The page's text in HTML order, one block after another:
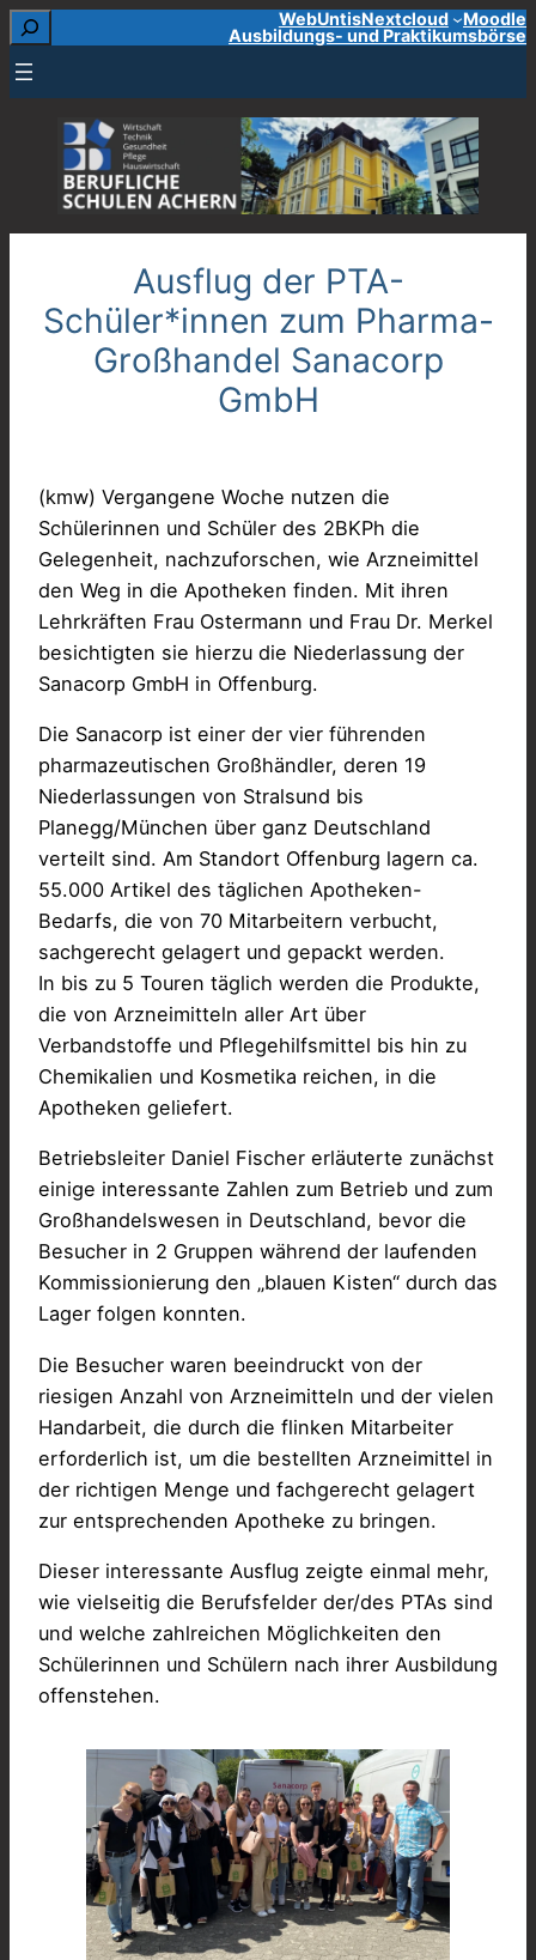
Zum
springen
Suchen WebUntisNextcloud
Moodle
Ausbildungs- und Praktikumsbörse
Ausflug der PTA-
Schüler*innen zum Pharma-
Großhandel Sanacorp
GmbH
(kmw) Vergangene Woche nutzen die
Schülerinnen und Schüler des 2BKPh die
Gelegenheit, nachzuforschen, wie Arzneimittel
den Weg in die Apotheken finden. Mit ihren
Lehrkräften Frau Ostermann und Frau Dr. Merkel
besichtigten sie hierzu die Niederlassung der
Sanacorp GmbH in Offenburg.
Die Sanacorp ist einer der vier führenden
pharmazeutischen Großhändler, deren 19
Niederlassungen von Stralsund bis
Planegg/München über ganz Deutschland
verteilt sind. Am Standort Offenburg lagern ca.
55.000 Artikel des täglichen Apotheken-
Bedarfs, die von 70 Mitarbeitern verbucht,
sachgerecht gelagert und gepackt werden.
In bis zu 5 Touren täglich werden die Produkte,
die von Arzneimitteln aller Art über
Verbandstoffe und Pflegehilfsmittel bis hin zu
Chemikalien und Kosmetika reichen, in die
Apotheken geliefert.
Betriebsleiter Daniel Fischer erläuterte zunächst
einige interessante Zahlen zum Betrieb und zum
Großhandelswesen in Deutschland, bevor die
Besucher in 2 Gruppen während der laufenden
Kommissionierung den „blauen Kisten“ durch das
Lager folgen konnten.
Die Besucher waren beeindruckt von der
riesigen Anzahl von Arzneimitteln und der vielen
Handarbeit, die durch die flinken Mitarbeiter
erforderlich ist, um die bestellten Arzneimittel in
der richtigen Menge und fachgerecht gelagert
zur entsprechenden Apotheke zu bringen.
Dieser interessante Ausflug zeigte einmal mehr,
wie vielseitig die Berufsfelder der/des PTAs sind
und welche zahlreichen Möglichkeiten den
Schülerinnen und Schülern nach ihrer Ausbildung
offenstehen.